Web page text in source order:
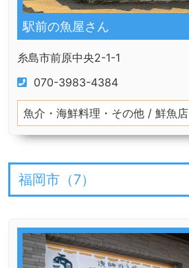
駅前の魚屋さん
糸島市前原中央2-1-1
070-3983-4384
魚介・海鮮料理・その他 / 鮮魚店
福岡市（7）